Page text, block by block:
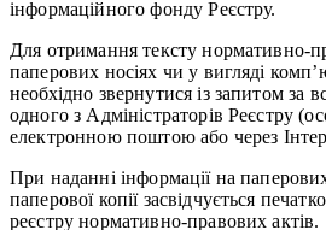
інформаційного фонду Реєстру.
Для отримання тексту нормативно-
паперових носіях чи у вигляді
необхідно звернутися із запитом
одного з Адміністраторів Реєстру
електронною поштою або через
При наданні інформації на
паперової копії засвідчується
реєстру нормативно-правових актів.